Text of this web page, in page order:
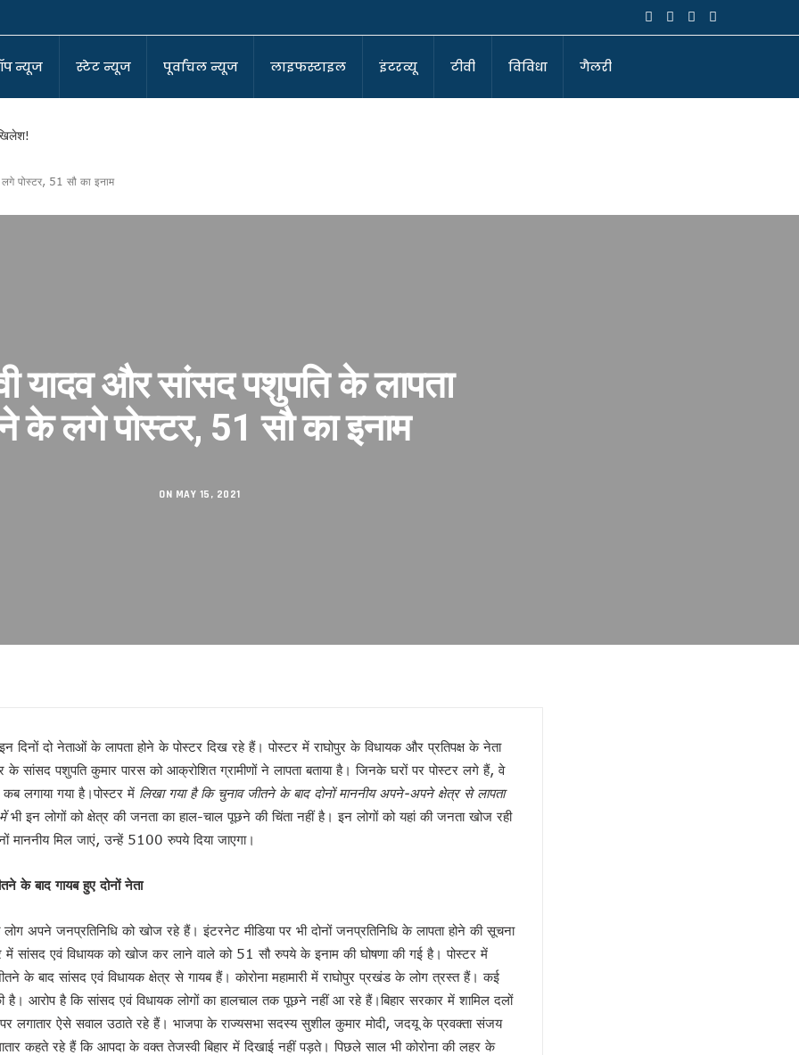
न्यूज स्टेट न्यूज पूर्वांचल न्यूज लाइफस्टाइल इंटरव्यू टीवी विविधा गैलरी
बीजेपी!
संपन्न।
है’ से परिचित हुए लोग
!
!
इलैक्शन’ : डॉ राजीव
पोस्टर, 51 सौ का इनाम
यादव और सांसद पशुपति के लापता
के लगे पोस्टर, 51 सौ का इनाम
ON MAY 15, 2021
दिनों दो नेताओं के लापता होने के पोस्टर दिख रहे हैं। पोस्टर में राघोपुर के विधायक और प्रतिपक्ष के नेता
के सांसद पशुपति कुमार पारस को आक्रोशित ग्रामीणों ने लापता बताया है। जिनके घरों पर पोस्टर लगे हैं, वे
लगाया गया है।पोस्टर में लिखा गया है कि चुनाव जीतने के बाद दोनों माननीय अपने-अपने क्षेत्र से लापता
भी इन लोगों को क्षेत्र की जनता का हाल-चाल पूछने की चिंता नहीं है। इन लोगों को यहां की जनता खोज रही
माननीय मिल जाएं, उन्हें 5100 रुपये दिया जाएगा।
के बाद गायब हुए दोनों नेता
लोग अपने जनप्रतिनिधि को खोज रहे हैं। इंटरनेट मीडिया पर भी दोनों जनप्रतिनिधि के लापता होने की सूचना
में सांसद एवं विधायक को खोज कर लाने वाले को 51 सौ रुपये के इनाम की घोषणा की गई है। पोस्टर में
के बाद सांसद एवं विधायक क्षेत्र से गायब हैं। कोरोना महामारी में राघोपुर प्रखंड के लोग त्रस्त हैं। कई
है। आरोप है कि सांसद एवं विधायक लोगों का हालचाल तक पूछने नहीं आ रहे हैं।बिहार सरकार में शामिल दलों
लगातार ऐसे सवाल उठाते रहे हैं। भाजपा के राज्‍यसभा सदस्‍य सुशील कुमार मोदी, जदयू के प्रवक्‍ता संजय
कहते रहे हैं कि आपदा के वक्‍त तेजस्‍वी बिहार में दिखाई नहीं पड़ते। पिछले साल भी कोरोना की लहर के